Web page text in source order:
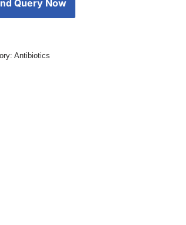
Antibiotics